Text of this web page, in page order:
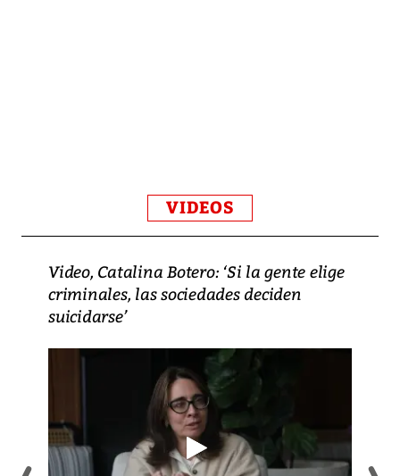
VIDEOS
Video, Catalina Botero: ‘Si la gente elige
criminales, las sociedades deciden
suicidarse’